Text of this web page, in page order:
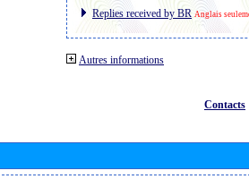
Replies received by BR Anglais
Autres informations
Contacts